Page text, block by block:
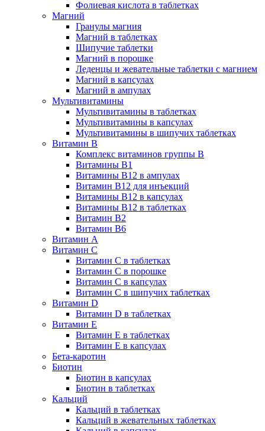
Фолиевая кислота в таблетках
Магний
Гранулы магния
Магний в таблетках
Шипучие таблетки
Магний в порошке
Леденцы и жевательные таблетки с магнием
Магний в капсулах
Магний в ампулах
Мультивитамины
Мультивитамины в таблетках
Мультивитамины в капсулах
Мультивитамины в шипучих таблетках
Витамин B
Комплекс витаминов группы B
Витамины B1
Витамины B12 в ампулах
Витамин B12 для инъекций
Витамины B12 в капсулах
Витамины B12 в таблетках
Витамин B2
Витамин B6
Витамин A
Витамин C
Витамин C в таблетках
Витамин C в порошке
Витамин C в капсулах
Витамин C в шипучих таблетках
Витамин D
Витамин D в таблетках
Витамин E
Витамин E в таблетках
Витамин E в капсулах
Бета-каротин
Биотин
Биотин в капсулах
Биотин в таблетках
Кальций
Кальций в таблетках
Кальций в жевательных таблетках